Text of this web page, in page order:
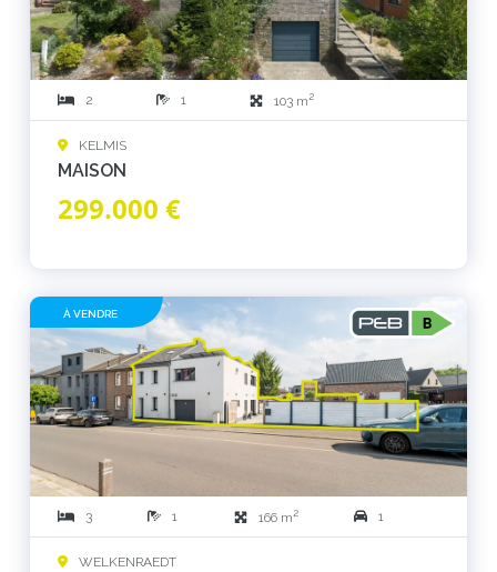
2 1 103 m2
KELMIS
MAISON
299.000 €
À VENDRE
3 1 166 m2 1
WELKENRAEDT